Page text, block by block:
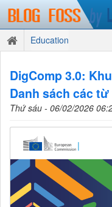
Education
DigComp 3.0:
Danh sách các
Thứ sáu - 06/02/2026